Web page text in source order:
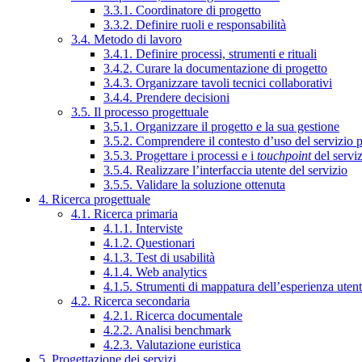
3.3.1. Coordinatore di progetto
3.3.2. Definire ruoli e responsabilità
3.4. Metodo di lavoro
3.4.1. Definire processi, strumenti e rituali
3.4.2. Curare la documentazione di progetto
3.4.3. Organizzare tavoli tecnici collaborativi
3.4.4. Prendere decisioni
3.5. Il processo progettuale
3.5.1. Organizzare il progetto e la sua gestione
3.5.2. Comprendere il contesto d’uso del servizio
3.5.3. Progettare i processi e i touchpointdel
3.5.4. Realizzare l’interfaccia utente del servizio
3.5.5. Validare la soluzione ottenuta
4. Ricerca progettuale
4.1. Ricerca primaria
4.1.1. Interviste
4.1.2. Questionari
4.1.3. Test di usabilità
4.1.4. Web analytics
4.1.5. Strumenti di mappatura dell’esperienza
4.2. Ricerca secondaria
4.2.1. Ricerca documentale
4.2.2. Analisi benchmark
4.2.3. Valutazione euristica
5. Progettazione dei servizi